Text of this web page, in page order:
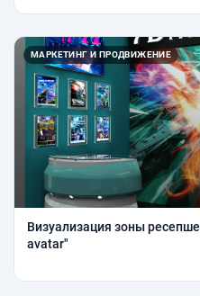
МАРКЕТИНГ И ПРОДВИЖЕНИЕ
Визуализация зоны
avatar"